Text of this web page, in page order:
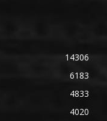
14306
6183
4833
4020